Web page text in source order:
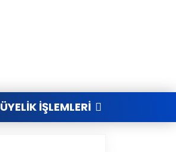
ÜYELIK İŞLEMLERI